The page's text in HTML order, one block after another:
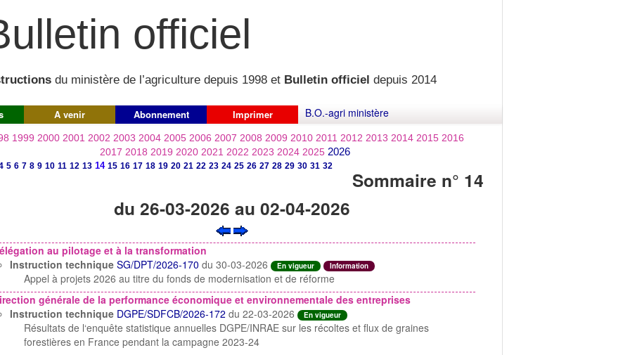
officiel
du ministère de l’agriculture depuis 1998 et Bulletin officiel depuis 2014
A venir Abonnement Imprimer B.O.-agri ministère
1999 2000 2001 2002 2003 2004 2005 2006 2007 2008 2009 2010 2011 2012 2013 2014 2015 2016
2017 2018 2019 2020 2021 2022 2023 2024 2025 2026
5 6 7 8 9 10 11 12 13 14 15 16 17 18 19 20 21 22 23 24 25 26 27 28 29 30 31 32
Sommaire n° 14
du 26-03-2026 au 02-04-2026
au pilotage et à la transformation
Instruction technique SG/DPT/2026-170 du 30-03-2026 En vigueur Information
Appel à projets 2026 au titre du fonds de modernisation et de réforme
générale de la performance économique et environnementale des entreprises
Instruction technique DGPE/SDFCB/2026-172 du 22-03-2026 En vigueur
Résultats de l‘enquête statistique annuelles DGPE/INRAE sur les récoltes et flux de graines
forestières en France pendant la campagne 2023-24